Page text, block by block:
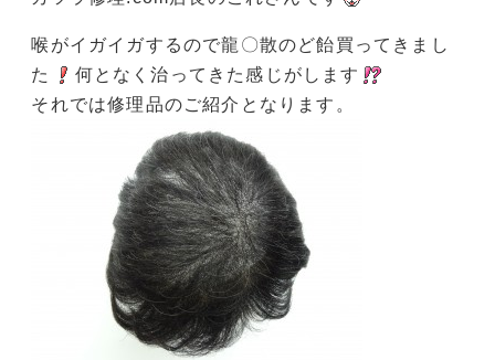
喉がイガイガするので龍〇散のど飴買ってきまし
た
何となく治ってきた感じがします
それでは修理品のご紹介となります。